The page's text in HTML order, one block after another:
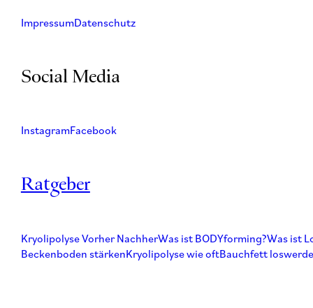
ImpressumDatenschutz
Social Media
InstagramFacebook
Ratgeber
Kryolipolyse Vorher NachherWas ist BODYforming?Was ist
Beckenboden stärkenKryolipolyse wie oftBauchfett